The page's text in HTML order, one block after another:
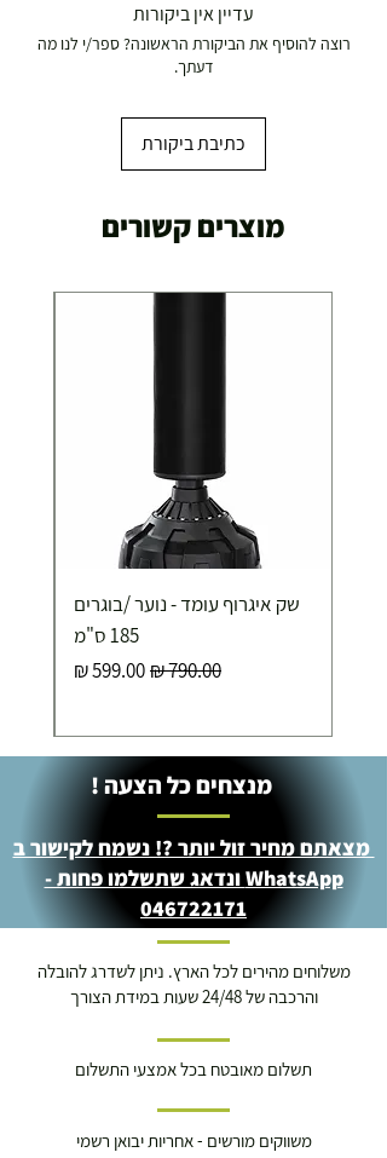
19.00 ₪
משלוח מהיר עד הבית ( עד 20 ק"ג)
תוספת התקנה למכשירי כושר / מתקני חצר ושולחנות
איסוף עצמי ללא עלות מסניף טבריה . רחוב העצמאות 5
מוצרי כושר ( בלבד) ניתן לאסוף ממחסני החברה בת"א
עדיין אין ביקורות
רוצה להוסיף את הביקורת הראשונה? ספר/י לנו מה
דעתך.
כתיבת ביקורת
מוצרים קשורים
שק איגרוף עומד - נוער /בוגרים
185 ס"מ
מחיר רגילמחיר מבצע
מנצחים כל הצעה !
מצאתם מחיר זול יותר ?! נשמח לקישור ב
WhatsApp ונדאג שתשלמו פחות -
046722171
משלוחים מהירים לכל הארץ. ניתן לשדרג להובלה
והרכבה של 24/48 שעות במידת הצורך
תשלום מאובטח בכל אמצעי התשלום
משווקים מורשים - אחריות יבואן רשמי